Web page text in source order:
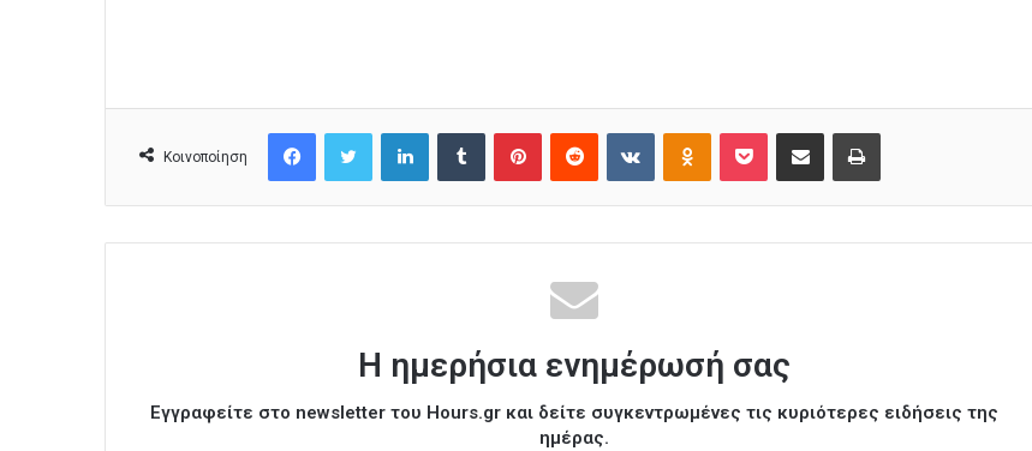
Κοινοποίηση
Η ημερήσια ενημέρωσή σας
Εγγραφείτε στο newsletter του Hours.gr και δείτε συγκεντρωμένες τις κυριότερες ειδήσεις της
ημέρας.